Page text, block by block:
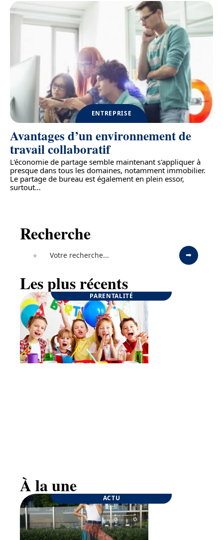
ENTREPRISE
Avantages d’un environnement de
travail collaboratif
L'économie de partage semble maintenant s'appliquer à
presque dans tous les domaines, notamment immobilier.
Le partage de bureau est également en plein essor,
surtout…
Recherche
Les plus récents
PARENTALITÉ
ENTREPRISE
À la une
ACTU